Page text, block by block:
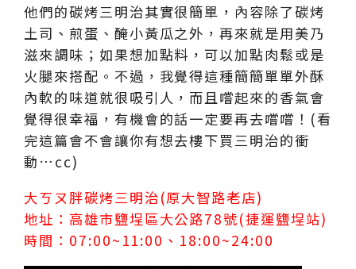
他們的碳烤三明治其實很簡單，內容除了碳烤
土司、煎蛋、醃小黃瓜之外，再來就是用美乃
滋來調味；如果想加點料，可以加點肉鬆或是
火腿來搭配。不過，我覺得這種簡簡單單外酥
內軟的味道就很吸引人，而且嚐起來的香氣會
覺得很幸福，有機會的話一定要再去嚐嚐！(看
完這篇會不會讓你有想去樓下買三明治的衝
動…cc)
大ㄎㄡ胖碳烤三明治(原大智路老店)
地址：高雄市鹽埕區大公路78號(捷運鹽埕站)
時間：07:00~11:00、18:00~24:00